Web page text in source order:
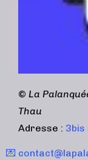
© La
Thau
Adresse : 3bis
💌